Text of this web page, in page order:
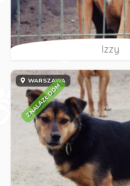
Izzy
WARSZAWA
ZNALAZŁ DOM